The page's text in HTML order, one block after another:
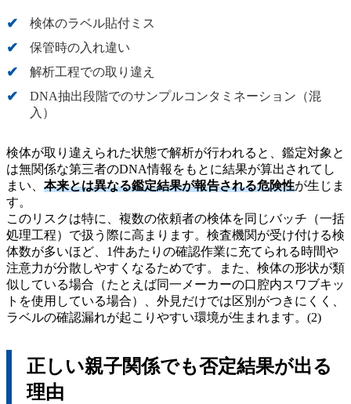
検体のラベル貼付ミス
保管時の入れ違い
解析工程での取り違え
DNA抽出段階でのサンプルコンタミネーション（混
入）
検体が取り違えられた状態で解析が行われると、鑑定対象と
は無関係な第三者のDNA情報をもとに結果が算出されてし
まい、 本来とは異なる鑑定結果が報告される危険性が生じま
す。
このリスクは特に、複数の依頼者の検体を同じバッチ（一括
処理工程）で扱う際に高まります。検査機関が受け付ける検
体数が多いほど、1件あたりの確認作業に充てられる時間や
注意力が分散しやすくなるためです。また、検体の形状が類
似している場合（たとえば同一メーカーの口腔内スワブキッ
トを使用している場合）、外見だけでは区別がつきにくく、
ラベルの確認漏れが起こりやすい環境が生まれます。(2)
正しい親子関係でも否定結果が出る
理由